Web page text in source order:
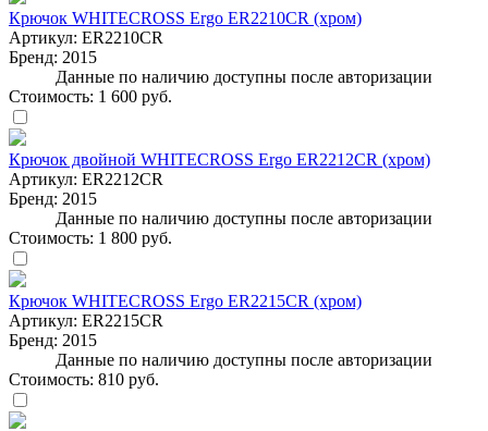
Крючок WHITECROSS Ergo ER2210CR (хром)
Артикул: ER2210CR
Бренд: 2015
Данные по наличию доступны после авторизации
Стоимость: 1 600 руб.
Крючок двойной WHITECROSS Ergo ER2212CR (хром)
Артикул: ER2212CR
Бренд: 2015
Данные по наличию доступны после авторизации
Стоимость: 1 800 руб.
Крючок WHITECROSS Ergo ER2215CR (хром)
Артикул: ER2215CR
Бренд: 2015
Данные по наличию доступны после авторизации
Стоимость: 810 руб.